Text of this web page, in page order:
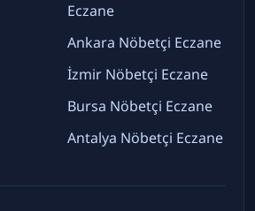
Eczane
Ankara Nöbetçi Eczane
İzmir Nöbetçi Eczane
Bursa Nöbetçi Eczane
Antalya Nöbetçi Eczane